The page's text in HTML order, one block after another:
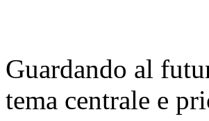
Guardando al
tema centrale e